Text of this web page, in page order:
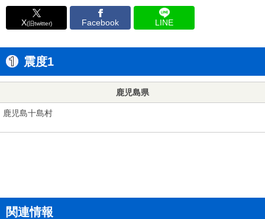
X(旧twitter) Facebook LINE
震度1
鹿児島県
鹿児島十島村
関連情報